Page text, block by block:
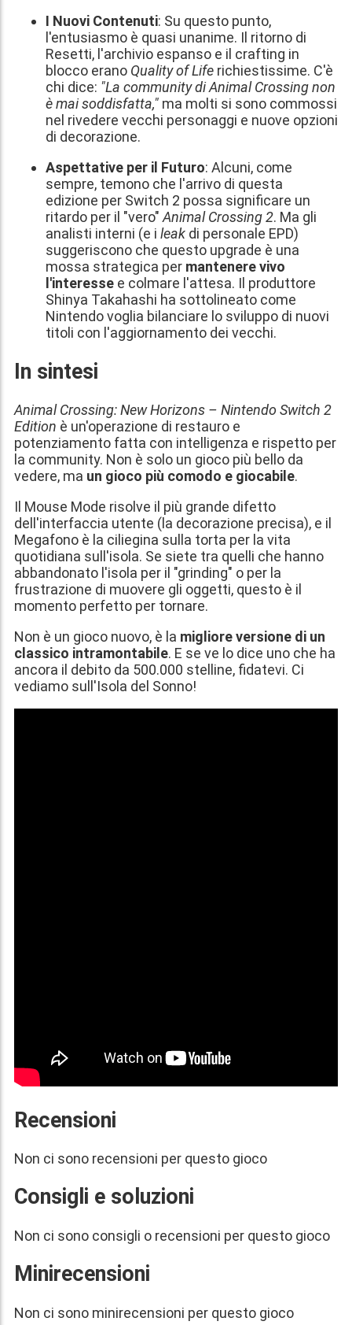
I Nuovi Contenuti: Su questo punto,
l'entusiasmo è quasi unanime. Il ritorno di
Resetti, l'archivio espanso e il crafting in
blocco erano Quality of Life richiestissime. C'è
chi dice: "La community di Animal Crossing non
è mai soddisfatta," ma molti si sono commossi
nel rivedere vecchi personaggi e nuove opzioni
di decorazione.
Aspettative per il Futuro: Alcuni, come
sempre, temono che l'arrivo di questa
edizione per Switch 2 possa significare un
ritardo per il "vero"Animal Crossing 2. Ma gli
analisti interni (e i leak di personale EPD)
suggeriscono che questo upgrade è una
mossa strategica per mantenere vivo
l'interesse e colmare l'attesa. Il produttore
Shinya Takahashi ha sottolineato come
Nintendo voglia bilanciare lo sviluppo di nuovi
titoli con l'aggiornamento dei vecchi.
In sintesi
Animal Crossing: New Horizons – Nintendo Switch 2
Edition è un'operazione di restauro e
potenziamento fatta con intelligenza e rispetto per
la community. Non è solo un gioco più bello da
vedere, ma un gioco più comodo e giocabile.
Il Mouse Mode risolve il più grande difetto
dell'interfaccia utente (la decorazione precisa), e il
Megafono è la ciliegina sulla torta per la vita
quotidiana sull'isola. Se siete tra quelli che hanno
abbandonato l'isola per il "grinding" o per la
frustrazione di muovere gli oggetti, questo è il
momento perfetto per tornare.
Non è un gioco nuovo, è la migliore versione di un
classico intramontabile. E se ve lo dice uno che ha
ancora il debito da 500.000 stelline, fidatevi. Ci
vediamo sull'Isola del Sonno!
Recensioni
Non ci sono recensioni per questo gioco
Consigli e soluzioni
Non ci sono consigli o recensioni per questo gioco
Minirecensioni
Non ci sono minirecensioni per questo gioco